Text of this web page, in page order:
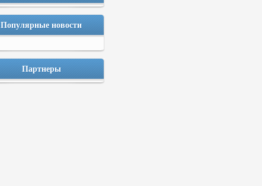
Популярные новости
Партнеры